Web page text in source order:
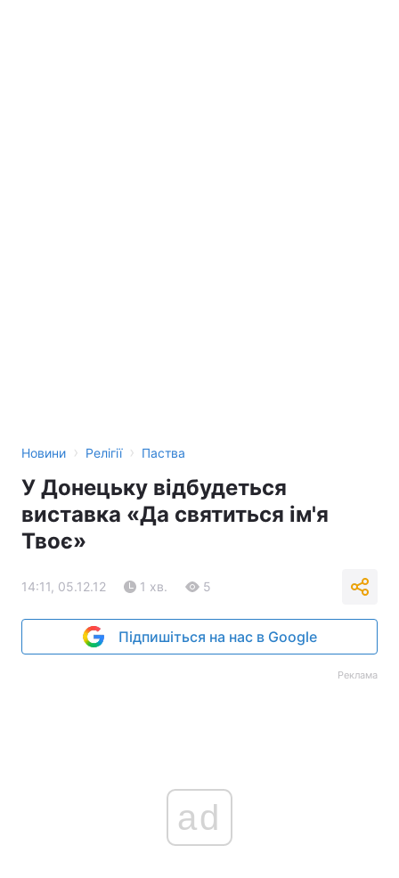
Новини › Релігії › Паства
У Донецьку відбудеться
виставка «Да святиться ім'я
Твоє»
14:11, 05.12.12 1 хв. 5
Підпишіться на нас в Google
Реклама
ad